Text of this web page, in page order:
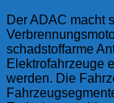
Der ADAC macht
schadstoffarme
Elektrofahrzeuge
werden. Die